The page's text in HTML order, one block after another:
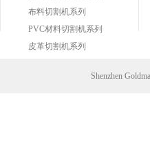
布料切割机系列
PVC材料切割机系列
皮革切割机系列
Shenzhen